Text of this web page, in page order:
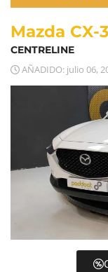
Mazda CX-
CENTRELINE
AÑADIDO: julio 06,